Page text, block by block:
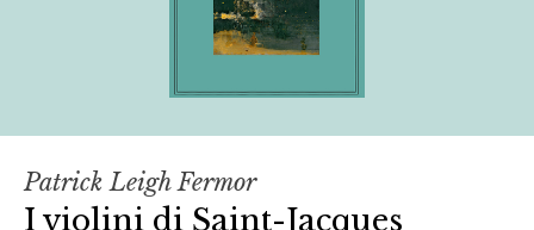
Patrick Leigh Fermor
I violini di Saint-Jacques